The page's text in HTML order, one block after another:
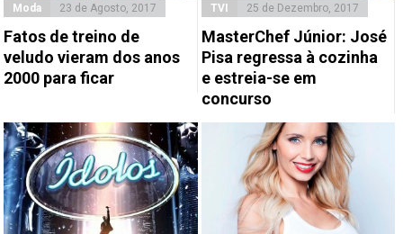
Moda 23 de Agosto, 2017
Fatos de treino de
veludo vieram dos anos
2000 para ficar
TVI 25 de Dezembro, 2017
MasterChef Júnior: José
Pisa regressa à cozinha
e estreia-se em
concurso